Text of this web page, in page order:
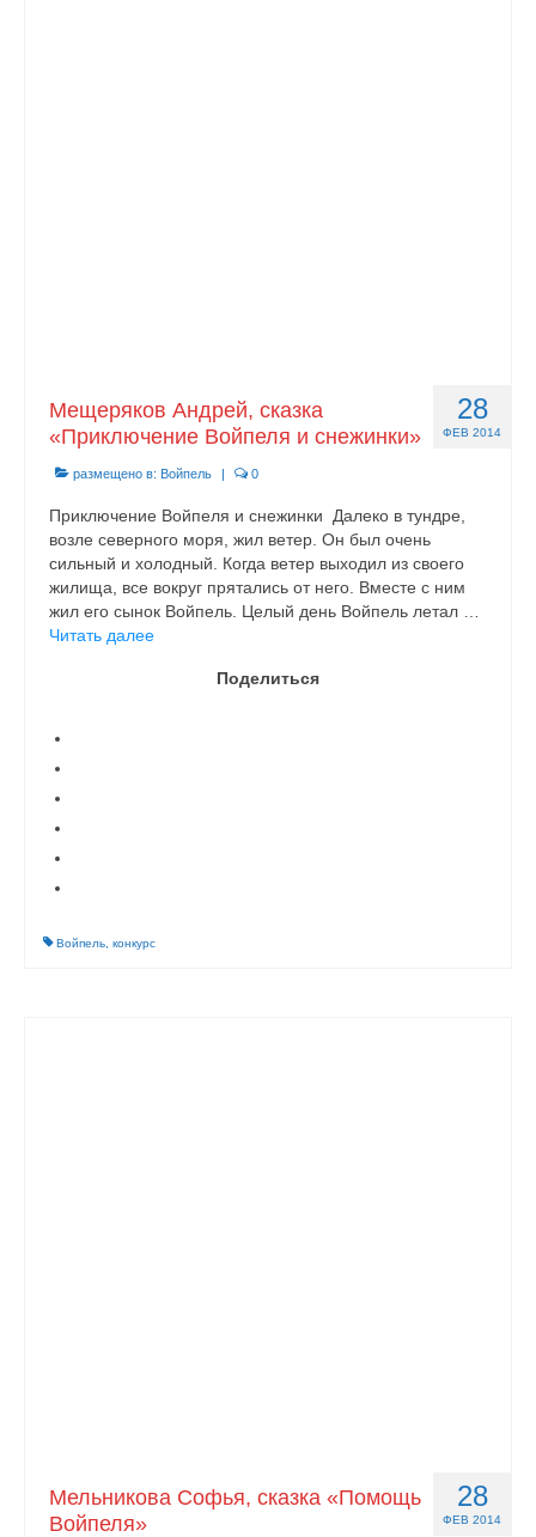
28
ФЕВ 2014
Мещеряков Андрей, сказка
«Приключение Войпеля и снежинки»
размещено в: Войпель | 0
Приключение Войпеля и снежинки Далеко в тундре,
возле северного моря, жил ветер. Он был очень
сильный и холодный. Когда ветер выходил из своего
жилища, все вокруг прятались от него. Вместе с ним
жил его сынок Войпель. Целый день Войпель летал …
Читать далее
Поделиться
Войпель конкурс
28
ФЕВ 2014
Мельникова Софья, сказка «Помощь
Войпеля»